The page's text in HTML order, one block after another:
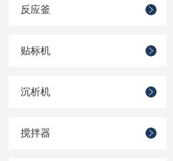
反应釜
贴标机
沉析机
搅拌器